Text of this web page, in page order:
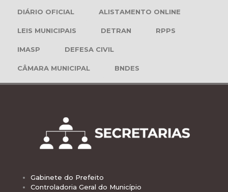
DIÁRIO OFICIAL ALISTAMENTO ONLINE
LEIS MUNICIPAIS DETRAN RPPS
IMASP DEFESA CIVIL
CÂMARA MUNICIPAL BNDES
Gabinete do Prefeito
Controladoria Geral do Município